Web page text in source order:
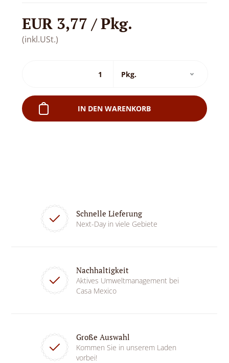
EUR 3,77 / Pkg.
(inkl.USt.)
IN DEN WARENKORB
Schnelle Lieferung
Next-Day in viele Gebiete
Nachhaltigkeit
Aktives Umweltmanagement bei
Casa Mexico
Große Auswahl
Kommen Sie in unserem Laden
vorbei!